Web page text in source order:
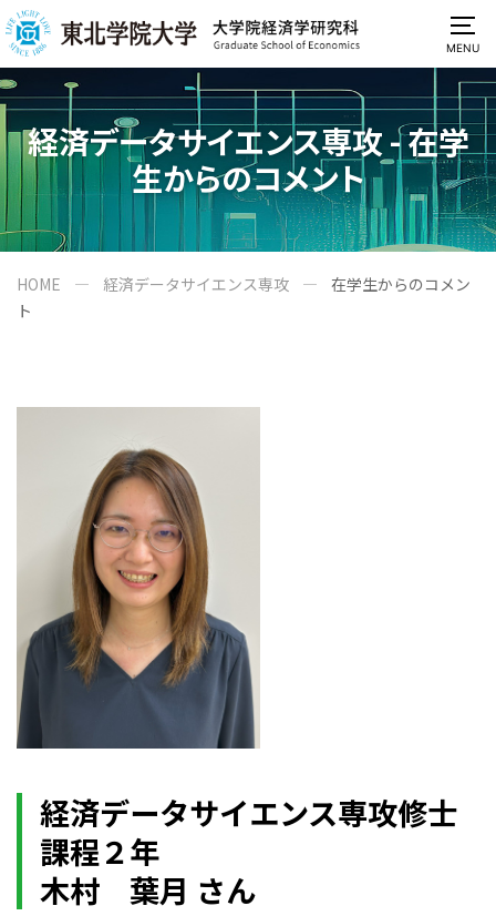
MENU
経済データサイエンス専攻 - 在学
生からのコメント
HOME 経済データサイエンス専攻
在学生からのコメン
ト
経済データサイエンス専攻修士
課程２年
木村 葉月 さん